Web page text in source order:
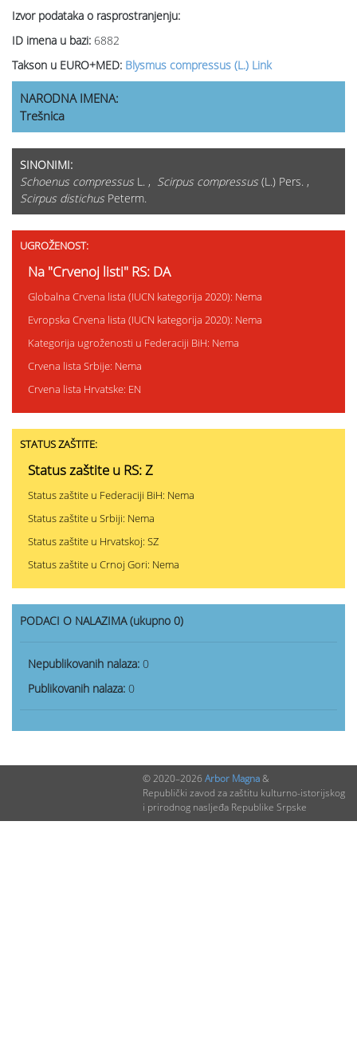
Izvor podataka o rasprostranjenju:
ID imena u bazi: 6882
Takson u EURO+MED: Blysmus compressus (L.) Link
NARODNA IMENA:
Trešnica
SINONIMI:
Schoenus compressus L. , Scirpus compressus (L.) Pers. ,
Scirpus distichus Peterm.
UGROŽENOST:
Na "Crvenoj listi" RS: DA
Globalna Crvena lista (IUCN kategorija 2020): Nema
Evropska Crvena lista (IUCN kategorija 2020): Nema
Kategorija ugroženosti u Federaciji BiH: Nema
Crvena lista Srbije: Nema
Crvena lista Hrvatske: EN
STATUS ZAŠTITE:
Status zaštite u RS: Z
Status zaštite u Federaciji BiH: Nema
Status zaštite u Srbiji: Nema
Status zaštite u Hrvatskoj: SZ
Status zaštite u Crnoj Gori: Nema
PODACI O NALAZIMA (ukupno 0)
Nepublikovanih nalaza: 0
Publikovanih nalaza: 0
© 2020–2026 Arbor Magna&
Republički zavod za zaštitu kulturno-istorijskog
i prirodnog nasljeđa Republike Srpske